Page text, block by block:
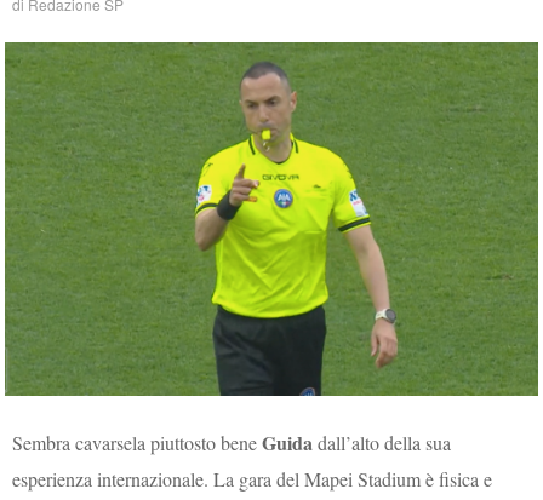
di Redazione SP
Sembra cavarsela piuttosto beneGuidadall’alto della sua
esperienza internazionale. La gara del Mapei Stadium è fisica e